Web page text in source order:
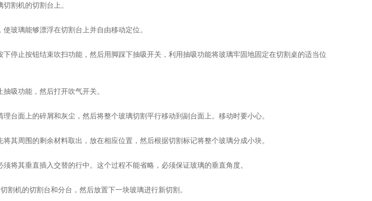
割机的切割台上。
璃能够漂浮在切割台上并自由移动定位。
止按钮结束吹扫功能，然后用脚踩下抽吸开关，利用抽吸功能将玻璃牢固地固定在切割桌的适当位
吸功能，然后打开吹气开关。
面上的碎屑和灰尘，然后将整个玻璃切割平行移动到副台面上。移动时要小心。
周围的剩余材料取出，放在相应位置，然后根据切割标记将整个玻璃分成小块。
其垂直插入交替的行中。这个过程不能省略，必须保证玻璃的垂直角度。
机的切割台和分台，然后放置下一块玻璃进行新切割。